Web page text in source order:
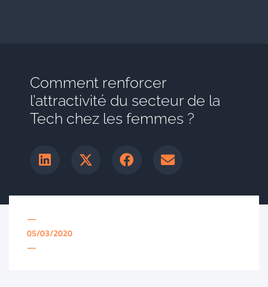
Comment renforcer
l’attractivité du secteur de la
Tech chez les femmes ?
—
05/03/2020
—